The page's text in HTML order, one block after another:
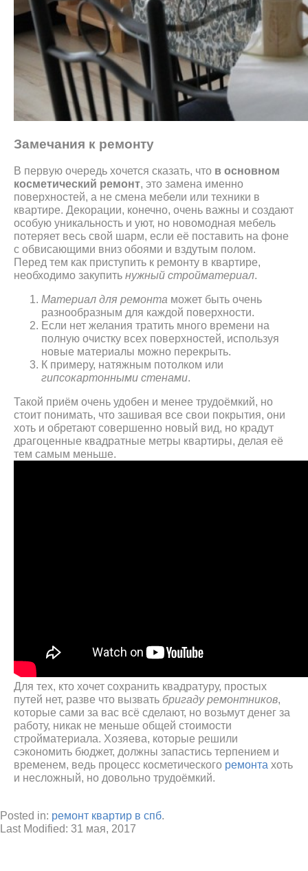
Замечания к ремонту
В первую очередь хочется сказать, что в основном
косметический ремонт, это замена именно
поверхностей, а не смена мебели или техники в
квартире. Декорации, конечно, очень важны и создают
особую уникальность и уют, но новомодная мебель
потеряет весь свой шарм, если её поставить на фоне
с обвисающими вниз обоями и вздутым полом.
Перед тем как приступить к ремонту в квартире,
необходимо закупить нужный стройматериал.
Материал для ремонта может быть очень
разнообразным для каждой поверхности.
Если нет желания тратить много времени на
полную очистку всех поверхностей, используя
новые материалы можно перекрыть.
К примеру, натяжным потолком или
гипсокартонными стенами.
Такой приём очень удобен и менее трудоёмкий, но
стоит понимать, что зашивая все свои покрытия, они
хоть и обретают совершенно новый вид, но крадут
драгоценные квадратные метры квартиры, делая её
тем самым меньше.
Для тех, кто хочет сохранить квадратуру, простых
путей нет, разве что вызвать бригаду ремонтников,
которые сами за вас всё сделают, но возьмут денег за
работу, никак не меньше общей стоимости
стройматериала. Хозяева, которые решили
сэкономить бюджет, должны запастись терпением и
временем, ведь процесс косметического ремонта хоть
и несложный, но довольно трудоёмкий.
Posted in: ремонт квартир в спб.
Last Modified: 31 мая, 2017